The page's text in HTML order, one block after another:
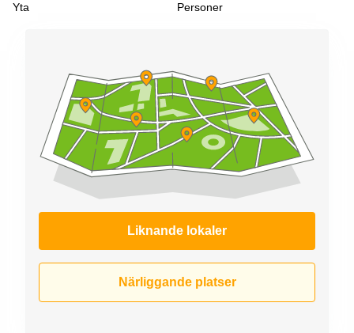
Yta Personer
Liknande lokaler
Närliggande platser